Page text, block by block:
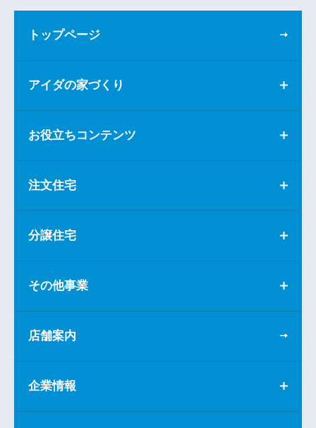
トップページ
アイダの家づくり
お役立ちコンテンツ
注文住宅
分譲住宅
その他事業
店舗案内
企業情報